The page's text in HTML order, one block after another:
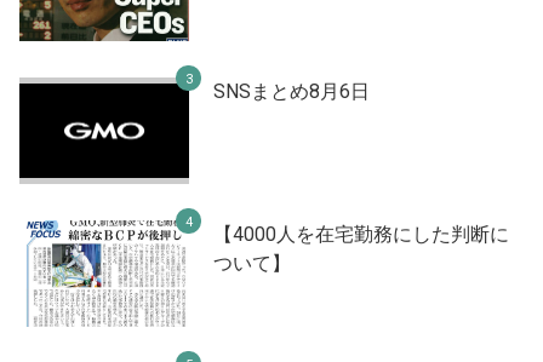
SNSまとめ8月6日
【4000人を在宅勤務にした判断に
ついて】